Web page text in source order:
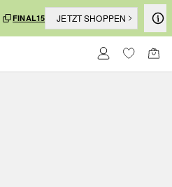
FINAL15 JETZT SHOPPEN